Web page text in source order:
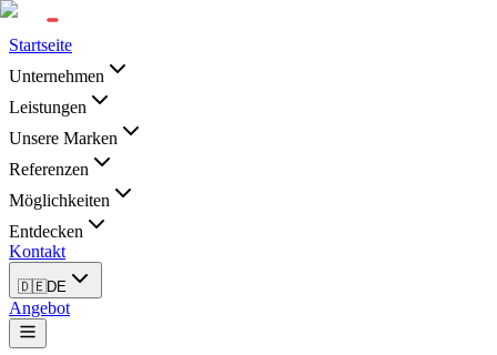
Startseite
Unternehmen
Leistungen
Unsere Marken
Referenzen
Möglichkeiten
Entdecken
Kontakt
🇩🇪DE
Angebot